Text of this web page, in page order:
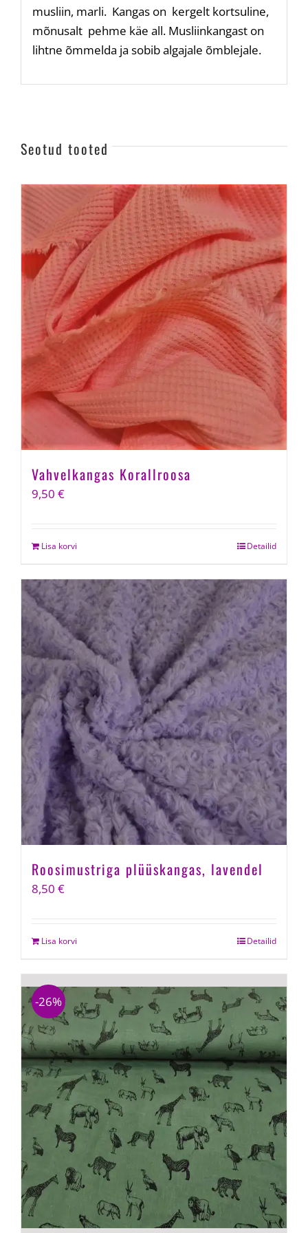
musliin, marli. Kangas on kergelt kortsuline,
mõnusalt pehme käe all. Musliinkangast on
lihtne õmmelda ja sobib algajale õmblejale.
Seotud tooted
Vahvelkangas Korallroosa
9,50 €
Lisa korvi Detailid
Roosimustriga plüüskangas, lavendel
8,50 €
Lisa korvi Detailid
-26%